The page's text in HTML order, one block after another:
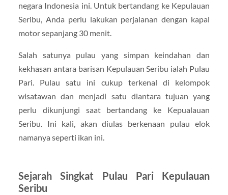
negara Indonesia ini. Untuk bertandang ke Kepulauan
Seribu, Anda perlu lakukan perjalanan dengan kapal
motor sepanjang 30 menit.
Salah satunya pulau yang simpan keindahan dan
kekhasan antara barisan Kepulauan Seribu ialah Pulau
Pari. Pulau satu ini cukup terkenal di kelompok
wisatawan dan menjadi satu diantara tujuan yang
perlu dikunjungi saat bertandang ke Kepualauan
Seribu. Ini kali, akan diulas berkenaan pulau elok
namanya seperti ikan ini.
Sejarah Singkat Pulau Pari Kepulauan
Seribu